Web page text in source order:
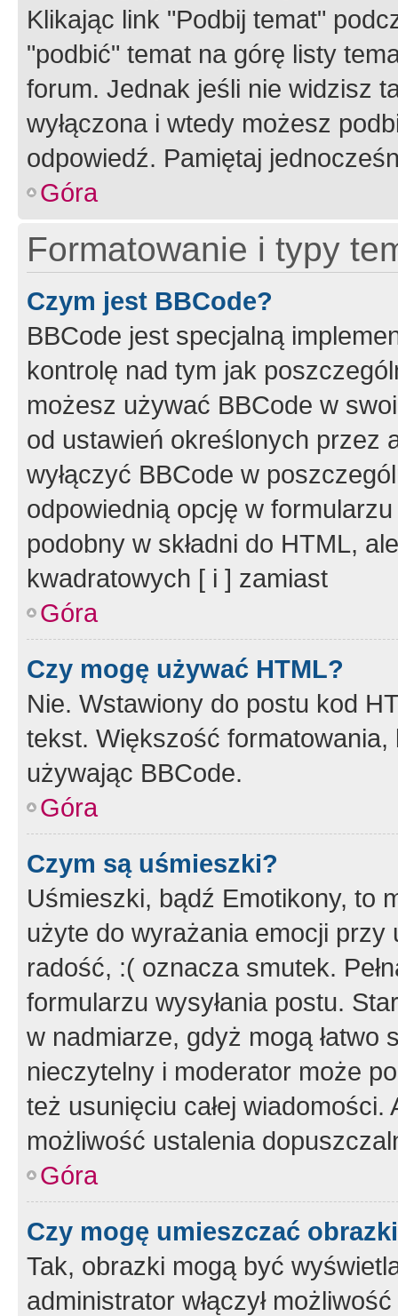
Klikając link "Podbij temat"
"podbić" temat na górę listy
forum. Jednak jeśli nie widzisz
wyłączona i wtedy możesz
odpowiedź. Pamiętaj
Góra
Formatowanie i typy
Czym jest BBCode?
BBCode jest specjalną
kontrolę nad tym jak
możesz używać BBCode w
od ustawień określonych przez
wyłączyć BBCode w
odpowiednią opcję w
podobny w składni do HTML,
kwadratowych [ i ] zamiast
Góra
Czy mogę używać HTML?
Nie. Wstawiony do postu kod
tekst. Większość
używając BBCode.
Góra
Czym są uśmieszki?
Uśmieszki, bądź Emotikony, to
użyte do wyrażania emocji
radość, :( oznacza smutek.
formularzu wysyłania postu.
w nadmiarze, gdyż mogą
nieczytelny i moderator może
też usunięciu całej
możliwość ustalenia
Góra
Czy mogę umieszczać
Tak, obrazki mogą być
administrator włączył